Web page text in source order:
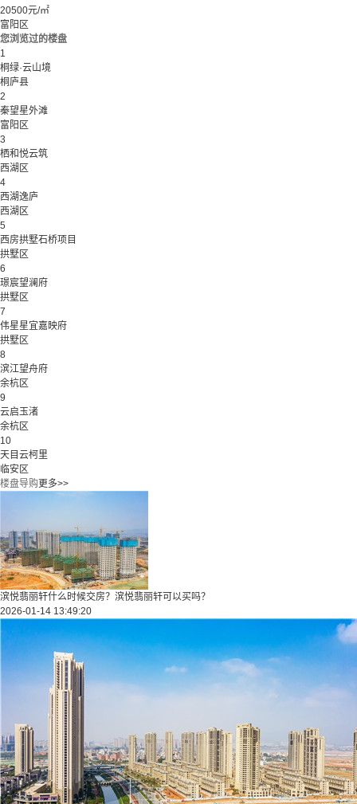
20500元/㎡
富阳区
您浏览过的楼盘
1
桐绿·云山境
桐庐县
2
秦望星外滩
富阳区
3
栖和悦云筑
西湖区
4
西湖逸庐
西湖区
5
西房拱墅石桥项目
拱墅区
6
璟宸望澜府
拱墅区
7
伟星星宜嘉映府
拱墅区
8
滨江望舟府
余杭区
9
云启玉渚
余杭区
10
天目云柯里
临安区
楼盘导购更多>>
滨悦翡丽轩什么时候交房？滨悦翡丽轩可以买吗？
2026-01-14 13:49:20